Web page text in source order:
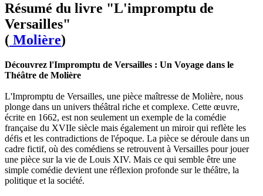
Résumé du livre "L'impromptu de
Versailles"
( Molière)
Découvrez l'Impromptu de Versailles : Un Voyage dans le
Théâtre de Molière
L'Impromptu de Versailles, une pièce maîtresse de Molière, nous
plonge dans un univers théâtral riche et complexe. Cette œuvre,
écrite en 1662, est non seulement un exemple de la comédie
française du XVIIe siècle mais également un miroir qui reflète les
défis et les contradictions de l'époque. La pièce se déroule dans un
cadre fictif, où des comédiens se retrouvent à Versailles pour jouer
une pièce sur la vie de Louis XIV. Mais ce qui semble être une
simple comédie devient une réflexion profonde sur le théâtre, la
politique et la société.